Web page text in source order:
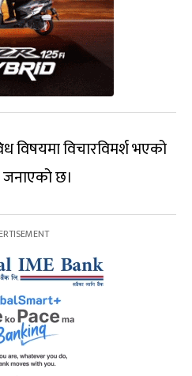
विषयमा विचारविमर्श भएको
जनाएको छ।